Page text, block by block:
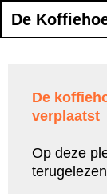
De
De
verplaatst
Op deze